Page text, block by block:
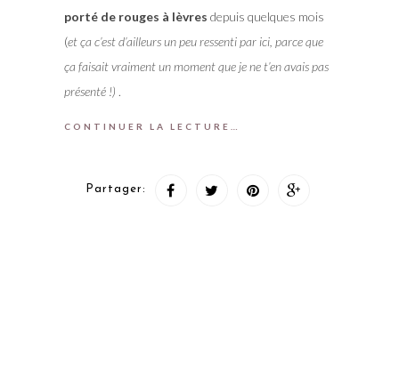
porté de rouges à lèvres depuis quelques mois
(et ça c’est d’ailleurs un peu ressenti par ici, parce que
ça faisait vraiment un moment que je ne t’en avais pas
présenté !) .
CONTINUER LA LECTURE…
Partager: